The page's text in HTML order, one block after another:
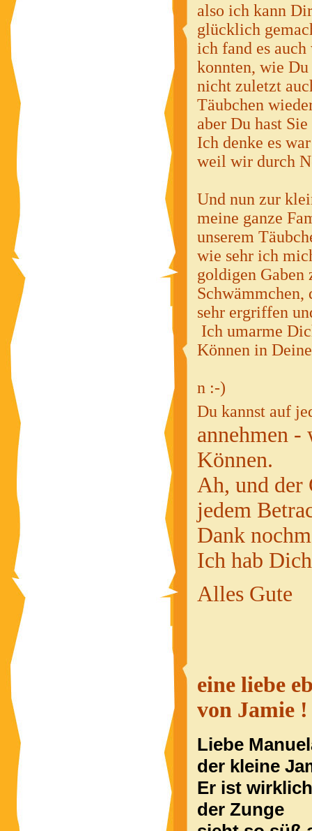
also ich kann
glücklich
ich fand es
konnten, wie Du
nicht zuletzt
Täubchen
aber Du hast
Ich denke es
weil wir durch
Und nun zur
meine ganze
unserem
wie sehr ich
goldigen Gaben
sehr ergriffen
Ich umarme
Können in
n :-)
Du kannst auf
annehmen -
Können.
Ah, und der
jedem
Dank
Ich hab
Alles Gute
eine liebe
von Jamie !
Liebe
der kleine
Er ist
der Zunge